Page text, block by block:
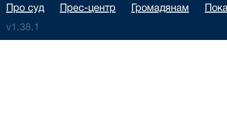
Про суд Прес-центр Громадянам
v1.38.1